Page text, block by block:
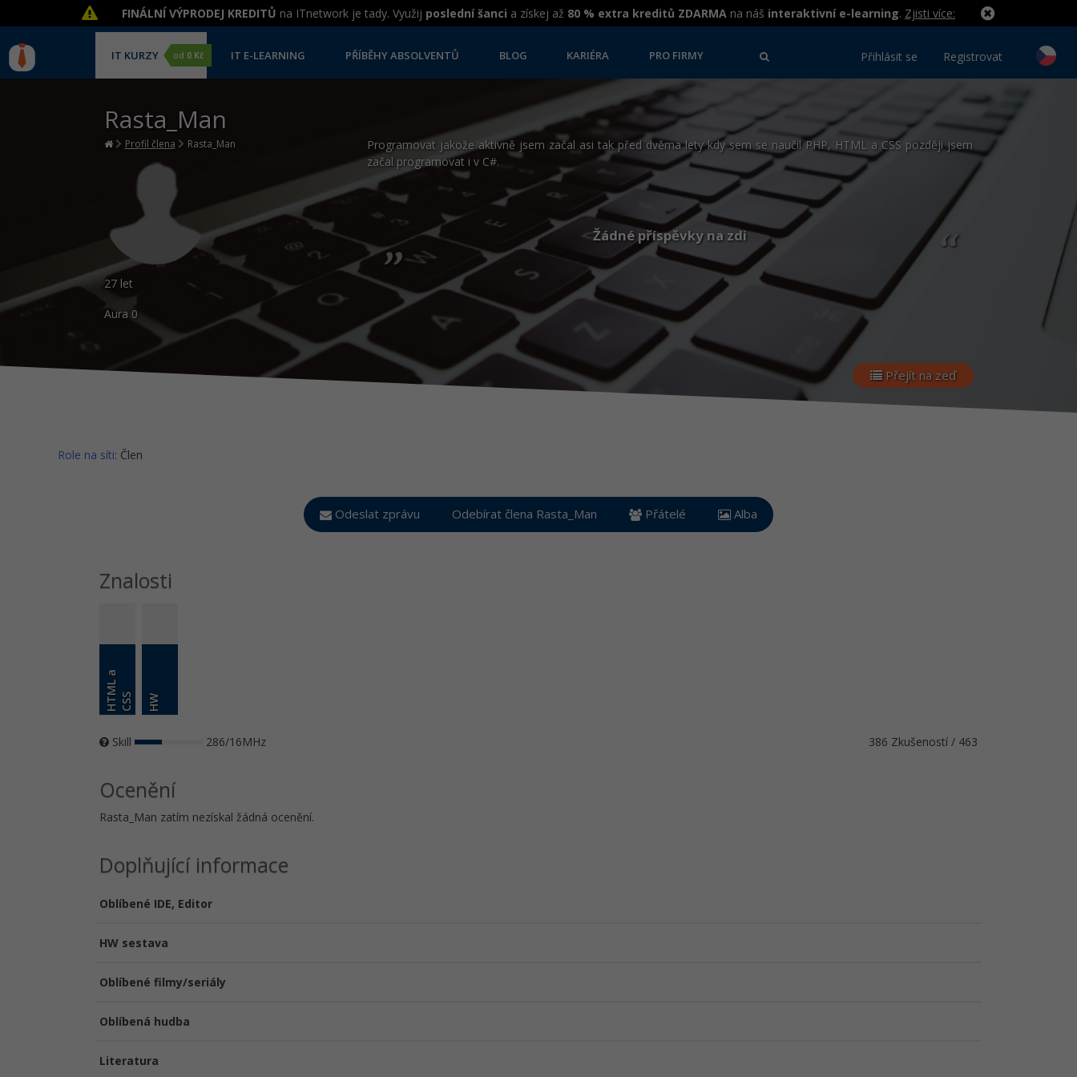
FINÁLNÍ VÝPRODEJ KREDITŮ na ITnetwork je tady. Využij poslední šanci a získej až 80 % extra kreditů ZDARMA na náš interaktivní e-learning. Zjisti více:
IT KURZY od 0 Kč IT E-LEARNING PŘÍBĚHY ABSOLVENTŮ BLOG KARIÉRA PRO FIRMY Přihlásit se Registrovat
Rasta_Man
Profil člena Rasta_Man
27 let
Aura 0
Programovat jakože aktivně jsem začal asi tak před dvěma lety kdy sem se naučil PHP, HTML a CSS později jsem
začal programovat i v C#.
„ “
Žádné příspěvky na zdi
Přejít na zeď
Role na síti: Člen
Odeslat zprávu Odebírat člena Rasta_Man Přátelé Alba
Znalosti
H
T
M
L
a
C
S S HW
Skill 286/16MHz 386 Zkušeností / 463
Ocenění
Rasta_Man zatím nezískal žádná ocenění.
Doplňující informace
Oblíbené IDE, Editor
HW sestava
Oblíbené filmy/seriály
Oblíbená hudba
Literatura